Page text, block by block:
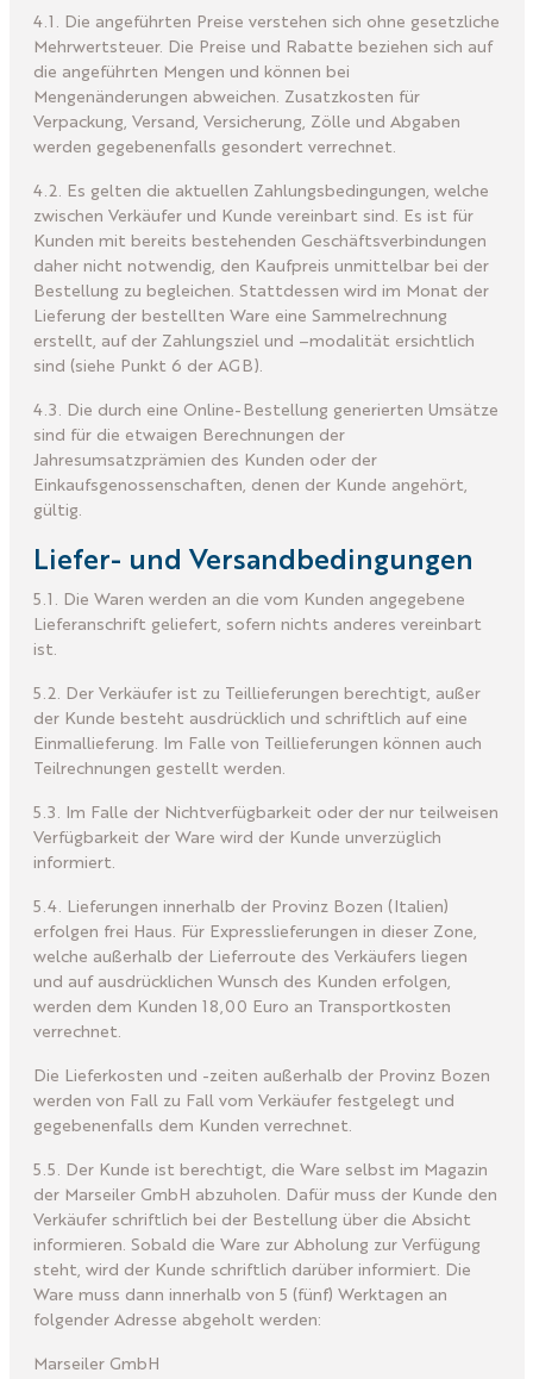
4.1. Die angeführten Preise verstehen sich ohne gesetzliche
Mehrwertsteuer. Die Preise und Rabatte beziehen sich auf
die angeführten Mengen und können bei
Mengenänderungen abweichen. Zusatzkosten für
Verpackung, Versand, Versicherung, Zölle und Abgaben
werden gegebenenfalls gesondert verrechnet.
4.2. Es gelten die aktuellen Zahlungsbedingungen, welche
zwischen Verkäufer und Kunde vereinbart sind. Es ist für
Kunden mit bereits bestehenden Geschäftsverbindungen
daher nicht notwendig, den Kaufpreis unmittelbar bei der
Bestellung zu begleichen. Stattdessen wird im Monat der
Lieferung der bestellten Ware eine Sammelrechnung
erstellt, auf der Zahlungsziel und –modalität ersichtlich
sind (siehe Punkt 6 der AGB).
4.3. Die durch eine Online-Bestellung generierten Umsätze
sind für die etwaigen Berechnungen der
Jahresumsatzprämien des Kunden oder der
Einkaufsgenossenschaften, denen der Kunde angehört,
gültig.
Liefer- und Versandbedingungen
5.1. Die Waren werden an die vom Kunden angegebene
Lieferanschrift geliefert, sofern nichts anderes vereinbart
ist.
5.2. Der Verkäufer ist zu Teillieferungen berechtigt, außer
der Kunde besteht ausdrücklich und schriftlich auf eine
Einmallieferung. Im Falle von Teillieferungen können auch
Teilrechnungen gestellt werden.
5.3. Im Falle der Nichtverfügbarkeit oder der nur teilweisen
Verfügbarkeit der Ware wird der Kunde unverzüglich
informiert.
5.4. Lieferungen innerhalb der Provinz Bozen (Italien)
erfolgen frei Haus. Für Expresslieferungen in dieser Zone,
welche außerhalb der Lieferroute des Verkäufers liegen
und auf ausdrücklichen Wunsch des Kunden erfolgen,
werden dem Kunden 18,00 Euro an Transportkosten
verrechnet.
Die Lieferkosten und -zeiten außerhalb der Provinz Bozen
werden von Fall zu Fall vom Verkäufer festgelegt und
gegebenenfalls dem Kunden verrechnet.
5.5. Der Kunde ist berechtigt, die Ware selbst im Magazin
der Marseiler GmbH abzuholen. Dafür muss der Kunde den
Verkäufer schriftlich bei der Bestellung über die Absicht
informieren. Sobald die Ware zur Abholung zur Verfügung
steht, wird der Kunde schriftlich darüber informiert. Die
Ware muss dann innerhalb von 5 (fünf) Werktagen an
folgender Adresse abgeholt werden:
Marseiler GmbH